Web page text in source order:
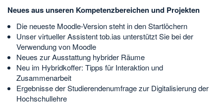
Neues aus unseren Kompetenzbereichen und Projekten
Die neueste Moodle-Version steht in den Startlöchern
Unser virtueller Assistent tob.ias unterstützt Sie bei der
Verwendung von Moodle
Neues zur Ausstattung hybrider Räume
Neu im Hybridkoffer: Tipps für Interaktion und
Zusammenarbeit
Ergebnisse der Studierendenumfrage zur Digitalisierung der
Hochschullehre